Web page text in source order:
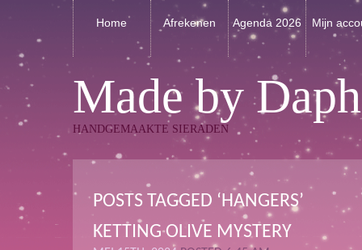
Home Afrekenen Agenda 2026 Mijn
Made by
HANDGEMAAKTE SIERADEN
POSTS TAGGED ‘HANGERS’
KETTING OLIVE MYSTERY